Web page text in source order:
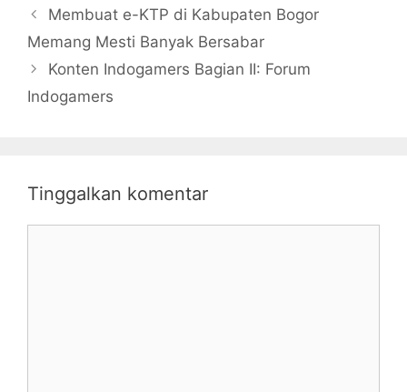
Membuat e-KTP di Kabupaten Bogor
Memang Mesti Banyak Bersabar
Konten Indogamers Bagian II: Forum
Indogamers
Tinggalkan komentar